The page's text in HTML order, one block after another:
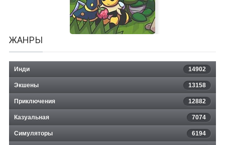
Bug Fables: The Everlasting Sapling
ЖАНРЫ
Инди 14902
Экшены 13158
Приключения 12882
Казуальная 7074
Симуляторы 6194